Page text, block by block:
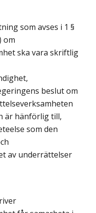
som avses i 1 §
om
ska vara skriftlig
beslut om
är hänförlig till,
som den
av underrättelser